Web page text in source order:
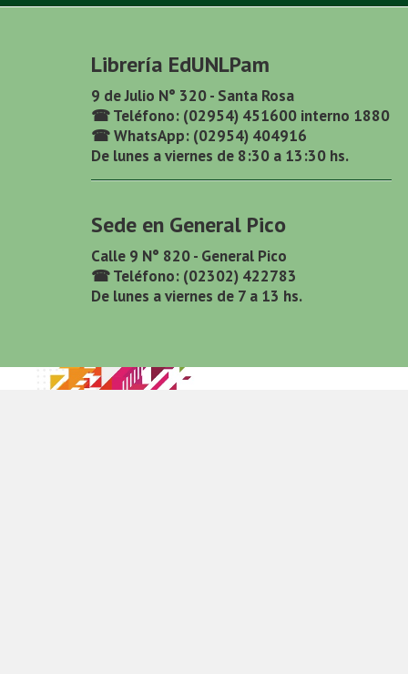
Plan estratégico y plan
Nacional de La Pampa
territoriales e
Actas del II Congreso
Nacional de Derecho
Librería EdUNLPam
9 de Julio N° 320 - Santa Rosa
☎ Teléfono: (02954) 451600 interno 1880
☎ WhatsApp: (02954) 404916
De lunes a viernes de 8:30 a 13:30 hs.
Sede en General Pico
Calle 9 N° 820 - General Pico
☎ Teléfono: (02302) 422783
De lunes a viernes de 7 a 13 hs.